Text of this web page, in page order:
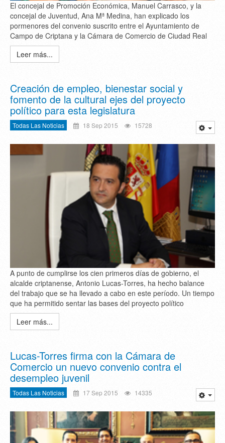
El concejal de Promoción Económica, Manuel Carrasco, y la
concejal de Juventud, Ana Mª Medina, han explicado los
pormenores del convenio suscrito entre el Ayuntamiento de
Campo de Criptana y la Cámara de Comercio de Ciudad Real
Leer más...
Creación de empleo, bienestar social y
fomento de la cultural ejes del proyecto
político para esta legislatura
Todas Las Noticias 18 Sep 2015 15728
A punto de cumplirse los cien primeros días de gobierno, el
alcalde criptanense, Antonio Lucas-Torres, ha hecho balance
del trabajo que se ha llevado a cabo en este período. Un tiempo
que ha permitido sentar las bases del proyecto político
Leer más...
Lucas-Torres firma con la Cámara de
Comercio un nuevo convenio contra el
desempleo juvenil
Todas Las Noticias 17 Sep 2015 14335